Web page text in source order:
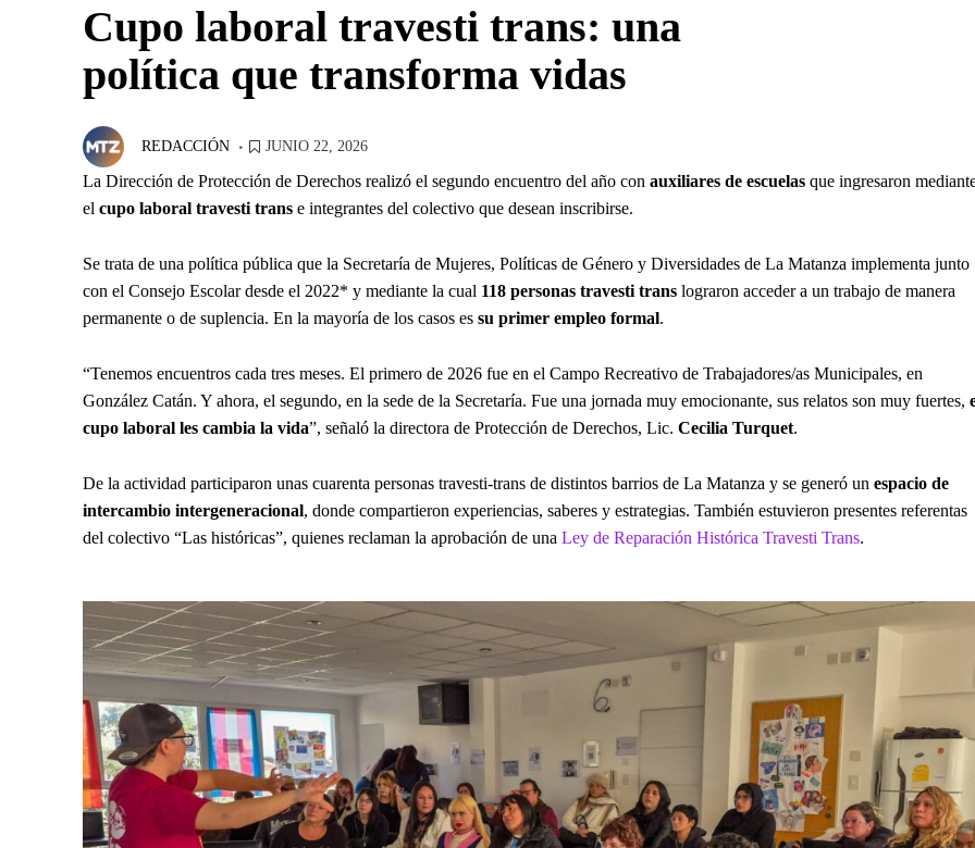
Cupo laboral travesti trans: una
política que transforma vidas
REDACCIÓN . JUNIO 22, 2026
La Dirección de Protección de Derechos realizó el segundo encuentro del año con auxiliares de escuelas que ingresaron
el cupo laboral travesti trans e integrantes del colectivo que desean inscribirse.
Se trata de una política pública que la Secretaría de Mujeres, Políticas de Género y Diversidades de La Matanza implementa junto
con el Consejo Escolar desde el 2022* y mediante la cual 118 personas travesti trans lograron acceder a un trabajo de manera
permanente o de suplencia. En la mayoría de los casos es su primer empleo formal.
“Tenemos encuentros cada tres meses. El primero de 2026 fue en el Campo Recreativo de Trabajadores/as Municipales, en
González Catán. Y ahora, el segundo, en la sede de la Secretaría. Fue una jornada muy emocionante, sus relatos son muy fuertes,
cupo laboral les cambia la vida”, señaló la directora de Protección de Derechos, Lic. Cecilia Turquet.
De la actividad participaron unas cuarenta personas travesti-trans de distintos barrios de La Matanza y se generó un espacio de
intercambio intergeneracional, donde compartieron experiencias, saberes y estrategias. También estuvieron presentes referentas
del colectivo “Las históricas”, quienes reclaman la aprobación de una Ley de Reparación Histórica Travesti Trans.